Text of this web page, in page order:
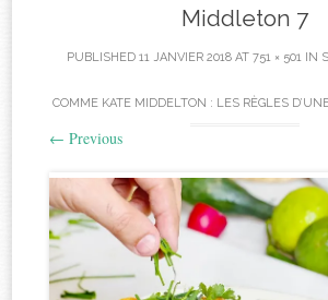
Middleton 7
PUBLISHED 11 JANVIER 2018AT 751 × 501IN
COMME KATE MIDDELTON : LES RÈGLES
← Previous